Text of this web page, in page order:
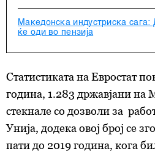
Македонска индустриска
ќе оди во пензија
Статистиката на Евростат
година, 1.283 државјани на
стекнале со дозволи за
Унија, додека овој број се
пати до 2019 година, кога